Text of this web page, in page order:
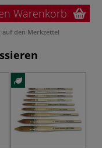
Warenkorb
auf den Merkzettel